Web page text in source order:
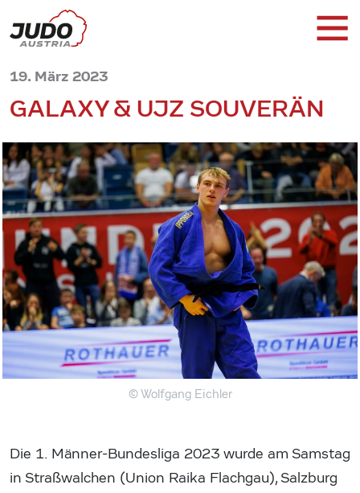
19. März 2023
GALAXY & UJZ SOUVERÄN
© Wolfgang Eichler
Die 1. Männer-Bundesliga 2023 wurde am Samstag
in Straßwalchen (Union Raika Flachgau), Salzburg